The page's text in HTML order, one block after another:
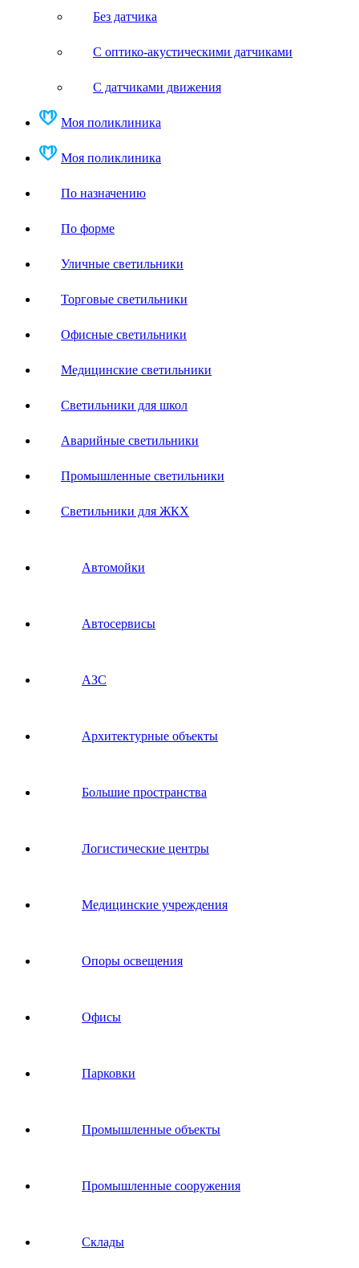
Без датчика
С оптико-акустическими датчиками
С датчиками движения
Моя поликлиника
Моя поликлиника
По назначению
По форме
Уличные светильники
Торговые светильники
Офисные светильники
Медицинские светильники
Светильники для школ
Аварийные светильники
Промышленные светильники
Светильники для ЖКХ
Автомойки
Автосервисы
АЗС
Архитектурные объекты
Большие пространства
Логистические центры
Медицинские учреждения
Опоры освещения
Офисы
Парковки
Промышленные объекты
Промышленные сооружения
Склады